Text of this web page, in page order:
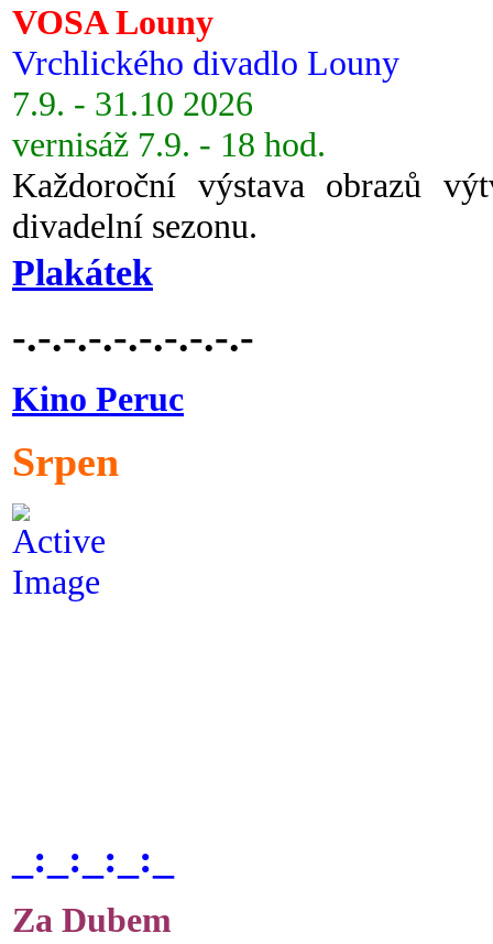
VOSA Louny
Vrchlického divadlo Louny
7.9. - 31.10 2026
vernisáž 7.9. - 18 hod.
Každoroční výstava obrazů
divadelní sezonu.
Plakátek
-.-.-.-.-.-.-.-.-.-
Kino Peruc
Srpen
_:_:_:_:_
Za Dubem